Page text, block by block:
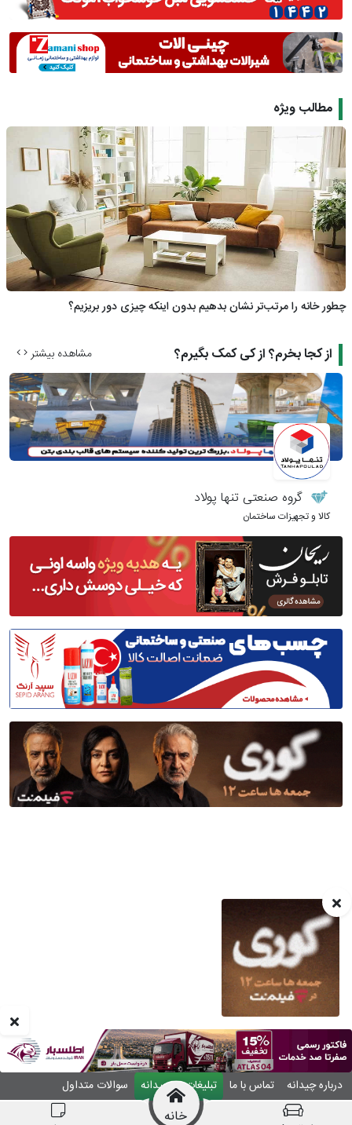
خانه
مطالب ویژه
چطور خانه را مرتب‌تر نشان بدهیم بدون اینکه چیزی دور بریزیم؟
از کجا بخرم؟ از کی کمک بگیرم؟ مشاهده بیشتر
گروه صنعتی تنها پولاد
کالا و تجهیزات ساختمان
درباره چیدانه تماس با ما تبلیغات در چیدانه
سوالات متداول
ورود